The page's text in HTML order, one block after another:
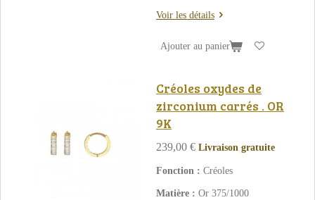
Voir les détails
Ajouter au panier
Créoles oxydes de
zirconium carrés . OR
9K
239,00 € Livraison gratuite
Fonction : Créoles
Matière : Or 375/1000